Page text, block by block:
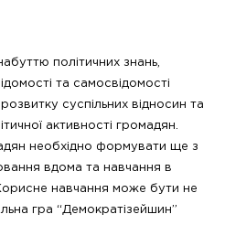
політичних знань,
та самосвідомості
суспільних відносин та
активності громадян.
необхідно формувати ще з
вдома та навчання в
навчання може бути не
гра “Демократізейшин”